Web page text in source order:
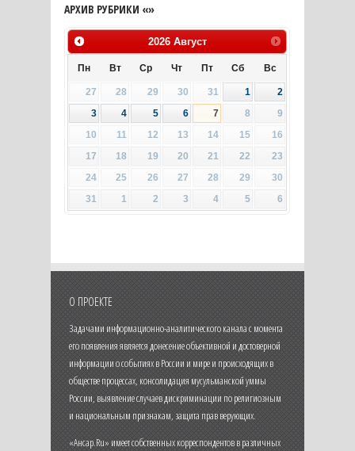
АРХИВ РУБРИКИ «»
2026 Август
Пн Вт Ср Чт Пт Сб Вс
27 28 29 30 31 1
2
3
4 5 6 7 8
9
10
11 12 13 14 15
16
17
18 19 20 21 22
23
24
25 26 27 28 29
30
31
1 2 3 4 5 6
О ПРОЕКТЕ
Задачами информационно-аналитического канала с момента
его появления является донесение объективной и достоверной
информации о событиях в России и мире и происходящих в
обществе процессах, консолидация мусульманской уммы
России, выявление случаев дискриминации по религиозным
и национальным признакам, защита прав верующих.
«Ансар.Ru» имеет собственных корреспондентов в различных